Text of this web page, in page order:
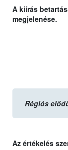
A kiírás
megjelenése.
Régiós
Az értékelés